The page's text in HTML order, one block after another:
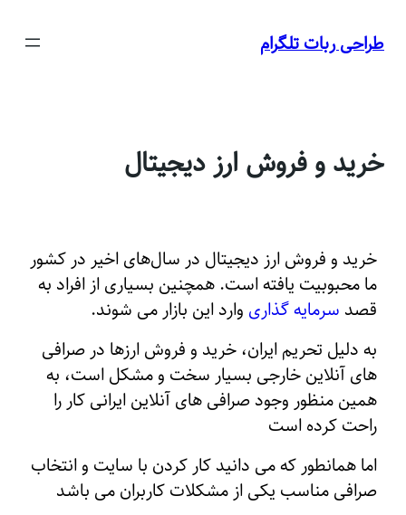
محتوا
طراحی ربات تلگرام
خرید و فروش ارز دیجیتال
خرید و فروش ارز دیجیتال در سال‌های اخیر در کشور
ما محبوبیت یافته است. همچنین بسیاری از افراد به
قصد سرمایه گذاری وارد این بازار می شوند.
به دلیل تحریم ایران، خرید و فروش ارزها در صرافی
های آنلاین خارجی بسیار سخت و مشکل است، به
همین منظور وجود صرافی های آنلاین ایرانی کار را
راحت کرده است
اما همانطور که می دانید کار کردن با سایت و انتخاب
صرافی مناسب یکی از مشکلات کاربران می باشد